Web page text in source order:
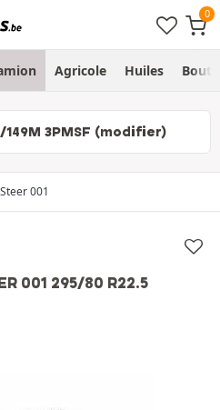
Agricole Huiles
149M 3PMSF (modifier)
001
001 295/80 R22.5